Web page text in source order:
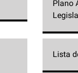
Plano
Lista